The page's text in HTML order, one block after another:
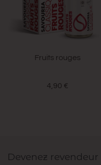
Fruits rouges
4,90 €
Devenez revendeur